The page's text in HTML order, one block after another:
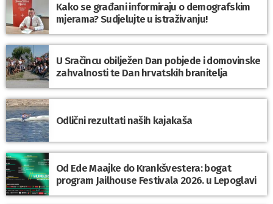
Kako se građani informiraju o demografskim
mjerama? Sudjelujte u istraživanju!
U Sračincu obilježen Dan pobjede i domovinske
zahvalnosti te Dan hrvatskih branitelja
Odlični rezultati naših kajakaša
Od Ede Maajke do Krankšvestera: bogat
program Jailhouse Festivala 2026. u Lepoglavi